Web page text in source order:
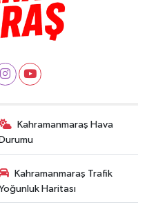
Kahramanmaraş Hava
Durumu
Kahramanmaraş Trafik
Haritası